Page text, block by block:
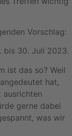
Vorschlag:
bis 30. Juli 2023.
ist das so? Weil
hat,
ausrichten
gerne dabei
was wir